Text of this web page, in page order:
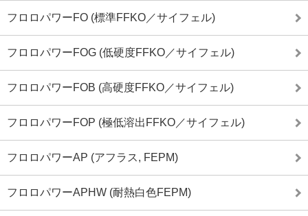
フロロパワーFO (標準FFKO／サイフェル)
フロロパワーFOG (低硬度FFKO／サイフェル)
フロロパワーFOB (高硬度FFKO／サイフェル)
フロロパワーFOP (極低溶出FFKO／サイフェル)
フロロパワーAP (アフラス, FEPM)
フロロパワーAPHW (耐熱白色FEPM)